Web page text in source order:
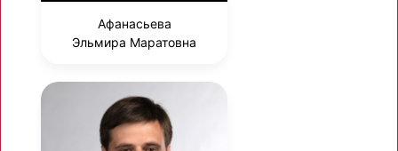
Афанасьева
Эльмира Маратовна